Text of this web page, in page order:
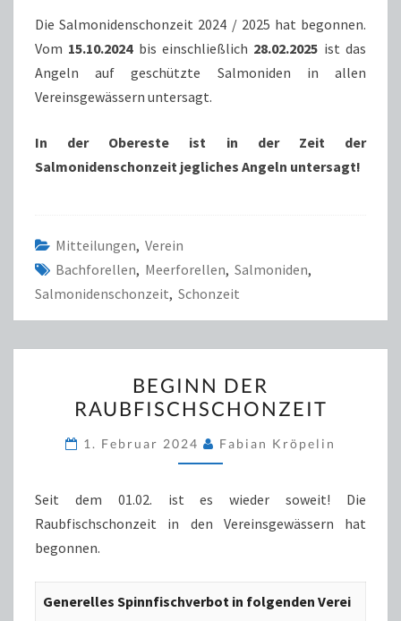
Die Salmonidenschonzeit 2024 / 2025 hat begonnen.
Vom 15.10.2024bis einschließlich 28.02.2025 ist das
Angeln auf geschützte Salmoniden in allen
Vereinsgewässern untersagt.
In der Obereste ist in der Zeit der
Salmonidenschonzeit jegliches Angeln untersagt!
Mitteilungen, Verein
Bachforellen, Meerforellen, Salmoniden,
Salmonidenschonzeit, Schonzeit
DER
RAUBFISCHSCHONZEIT
BEGINN DER
RAUBFISCHSCHONZEIT
1. Februar 2024 Fabian Kröpelin
Seit dem 01.02. ist es wieder soweit! Die
Raubfischschonzeit in den Vereinsgewässern hat
begonnen.
Generelles Spinnfischverbot in folgenden Verei